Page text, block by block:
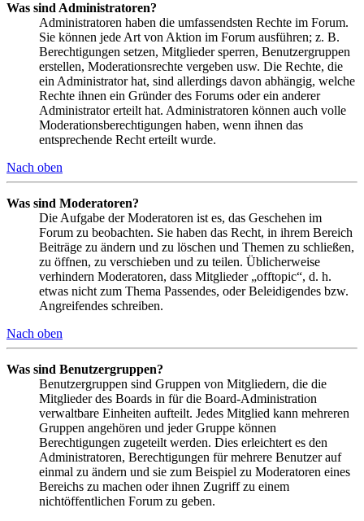
Was sind Administratoren?
Administratoren haben die umfassendsten Rechte im Forum.
Sie können jede Art von Aktion im Forum ausführen; z. B.
Berechtigungen setzen, Mitglieder sperren, Benutzergruppen
erstellen, Moderationsrechte vergeben usw. Die Rechte, die
ein Administrator hat, sind allerdings davon abhängig, welche
Rechte ihnen ein Gründer des Forums oder ein anderer
Administrator erteilt hat. Administratoren können auch volle
Moderationsberechtigungen haben, wenn ihnen das
entsprechende Recht erteilt wurde.
Nach oben
Was sind Moderatoren?
Die Aufgabe der Moderatoren ist es, das Geschehen im
Forum zu beobachten. Sie haben das Recht, in ihrem Bereich
Beiträge zu ändern und zu löschen und Themen zu schließen,
zu öffnen, zu verschieben und zu teilen. Üblicherweise
verhindern Moderatoren, dass Mitglieder „offtopic“, d. h.
etwas nicht zum Thema Passendes, oder Beleidigendes bzw.
Angreifendes schreiben.
Nach oben
Was sind Benutzergruppen?
Benutzergruppen sind Gruppen von Mitgliedern, die die
Mitglieder des Boards in für die Board-Administration
verwaltbare Einheiten aufteilt. Jedes Mitglied kann mehreren
Gruppen angehören und jeder Gruppe können
Berechtigungen zugeteilt werden. Dies erleichtert es den
Administratoren, Berechtigungen für mehrere Benutzer auf
einmal zu ändern und sie zum Beispiel zu Moderatoren eines
Bereichs zu machen oder ihnen Zugriff zu einem
nichtöffentlichen Forum zu geben.